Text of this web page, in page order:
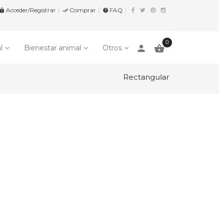
Acceder/Registrar  Comprar help FAQ
Bienestar animal Otros person 
0
Rectangular